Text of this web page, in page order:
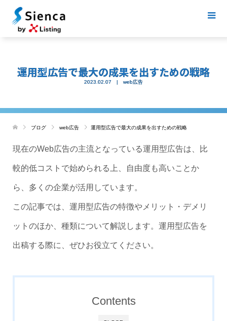
運用型広告で最大の成果を出すための戦略
2023.02.07 web広告
ブログ web広告 運用型広告で最大の成果を出すための戦略
現在のWeb広告の主流となっている運用型広告は、比
較的低コストで始められる上、自由度も高いことか
ら、多くの企業が活用しています。
この記事では、運用型広告の特徴やメリット・デメリ
ットのほか、種類について解説します。運用型広告を
出稿する際に、ぜひお役立てください。
Contents